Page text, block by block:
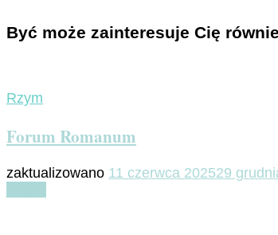
Być może zainteresuje Cię
Rzym
Forum Romanum
zaktualizowano 11 czerwca 202529